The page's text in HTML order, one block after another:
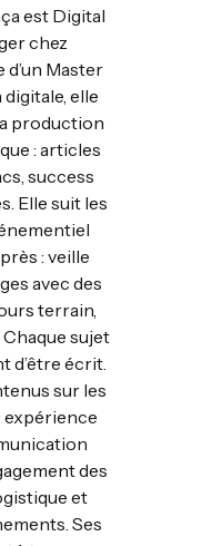
est Digital
chez
Master
elle
production
: articles
success
Elle suit les
: veille
avec des
terrain,
sujet
d’être écrit.
sur les
expérience
des
et
Ses